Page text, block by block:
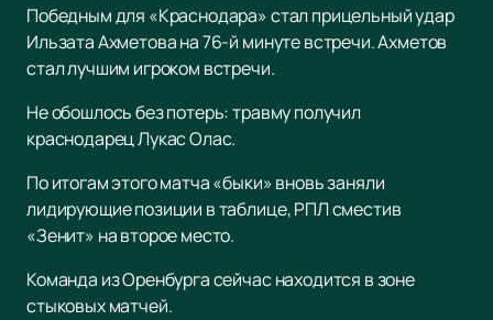
Победным для «Краснодара» стал прицельный удар
Ильзата Ахметова на 76-й минуте встречи. Ахметов
стал лучшим игроком встречи.
Не обошлось без потерь: травму получил
краснодарец Лукас Олас.
По итогам этого матча «быки» вновь заняли
лидирующие позиции в таблице, РПЛ сместив
«Зенит» на второе место.
Команда из Оренбурга сейчас находится в зоне
стыковых матчей.